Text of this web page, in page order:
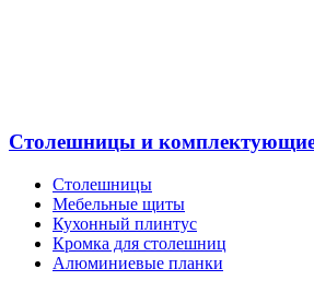
Столешницы и
Столешницы
Мебельные щиты
Кухонный плинтус
Кромка для столешниц
Алюминиевые планки